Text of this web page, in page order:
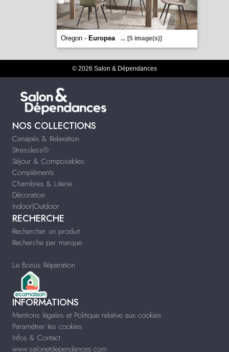
Oregon - Europea ... [5 image(s)]
© 2026 Salon & Dépendances
NOS COLLECTIONS
Canapés & Relaxation
Stressless®
Séjour & Composables
Compléments
Chambres & Literie
Décoration
Indoor|Outdoor
RECHERCHE
Rechercher un produit
Recherche par marque
Le Bonus Réparation
INFORMATIONS
Mentions légales et Politique relative aux cookies
Paramétrer les cookies
Infos & Contact
www.salonetdependances.com